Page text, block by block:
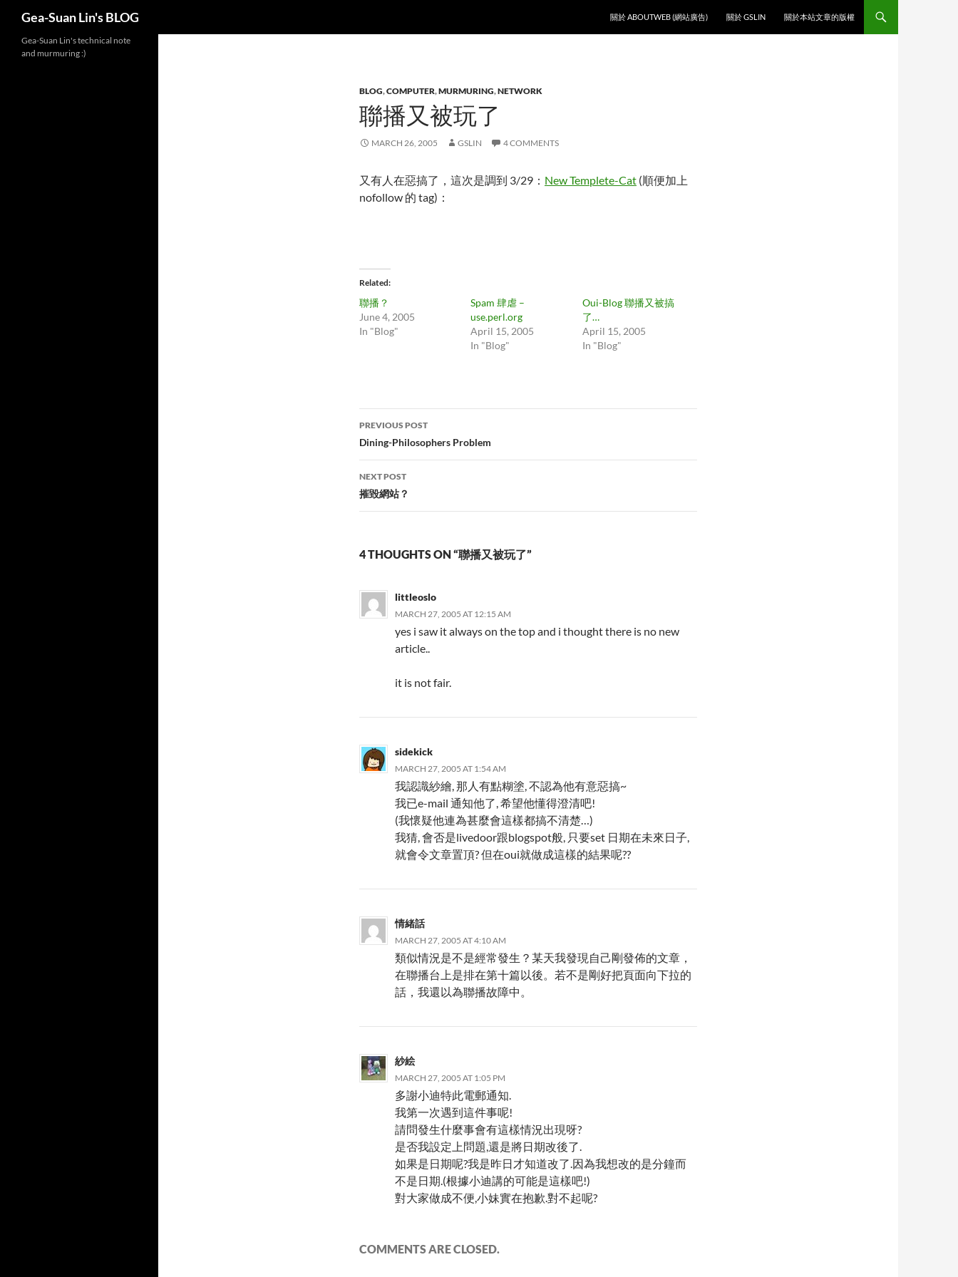
Gea-Suan Lin's BLOG
關於 ABOUTWEB (網站廣告)
關於 GSLIN 關於本站文章的版權
BLOG,COMPUTER,MURMURING,NETWORK
聯播又被玩了
MARCH 26, 2005 GSLIN 4 COMMENTS
又有人在惡搞了，這次是調到 3/29： New Templete-Cat (順便加上
nofollow 的 tag)：
Related
聯播？
June 4, 2005
In "Blog"
Spam 肆虐 –
use.perl.org
April 15, 2005
In "Blog"
Oui-Blog 聯播又被搞
了…
April 15, 2005
In "Blog"
Post
navigation
PREVIOUS POST
Dining-Philosophers Problem
NEXT POST
摧毀網站？
4 THOUGHTS ON “聯播又被玩了”
littleoslo
MARCH 27, 2005 AT 12:15 AM
yes i saw it always on the top and i thought there is no new
article..
it is not fair.
sidekick
MARCH 27, 2005 AT 1:54 AM
我認識紗繪, 那人有點糊塗, 不認為他有意惡搞~
我已e-mail 通知他了, 希望他懂得澄清吧!
(我懷疑他連為甚麼會這樣都搞不清楚…)
我猜, 會否是livedoor跟blogspot般, 只要set 日期在未來日子,
就會令文章置頂? 但在oui就做成這樣的結果呢??
情緒話
MARCH 27, 2005 AT 4:10 AM
類似情況是不是經常發生？某天我發現自己剛發佈的文章，
在聯播台上是排在第十篇以後。若不是剛好把頁面向下拉的
話，我還以為聯播故障中。
紗絵
MARCH 27, 2005 AT 1:05 PM
多謝小迪特此電郵通知.
我第一次遇到這件事呢!
請問發生什麼事會有這樣情況出現呀?
是否我設定上問題,還是將日期改後了.
如果是日期呢?我是昨日才知道改了.因為我想改的是分鐘而
不是日期.(根據小迪講的可能是這樣吧!)
對大家做成不便,小妹實在抱歉.對不起呢?
COMMENTS ARE CLOSED.
Gea-Suan Lin's technical note
and murmuring :)